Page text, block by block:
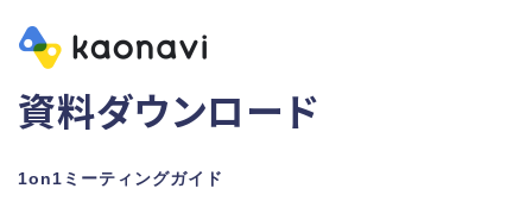
資料ダウンロード
1on1ミーティングガイド